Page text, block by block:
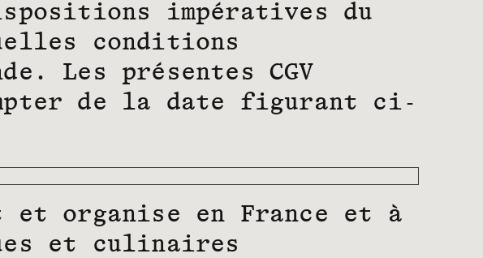
impératives du
conditions
Les présentes CGV
de la date figurant ci-
et organise en France et à
et culinaires